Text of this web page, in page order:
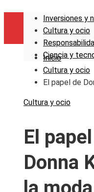
Inversiones y
Cultura y ocio
Ciencia y
Inicio
Cultura y ocio
El papel de
Cultura y ocio
El
Donna